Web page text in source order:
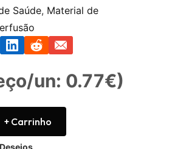
Saúde, Material de
un: 0.77€)
+ Carrinho